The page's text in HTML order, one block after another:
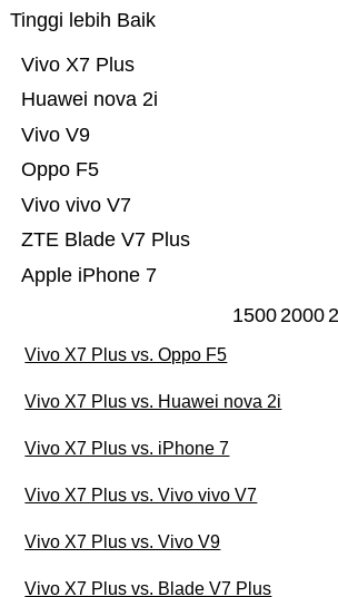
Tinggi lebih Baik
Apple iPhone 7
ZTE Blade V7 Plus
Vivo vivo V7
Oppo F5
Vivo V9
Huawei nova 2i
Vivo X7 Plus
15002000
Vivo X7 Plus vs. Oppo F5
Vivo X7 Plus vs. Huawei nova 2i
Vivo X7 Plus vs. iPhone 7
Vivo X7 Plus vs. Vivo vivo V7
Vivo X7 Plus vs. Vivo V9
Vivo X7 Plus vs. Blade V7 Plus